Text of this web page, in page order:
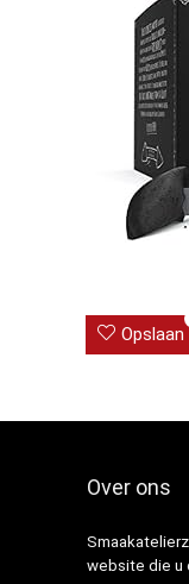
Opslaan
Over ons
website die u